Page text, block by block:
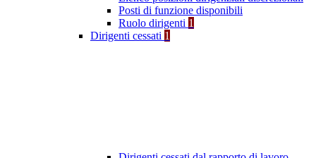
Posti di funzione disponibili
Ruolo dirigenti 1
Dirigenti cessati 1